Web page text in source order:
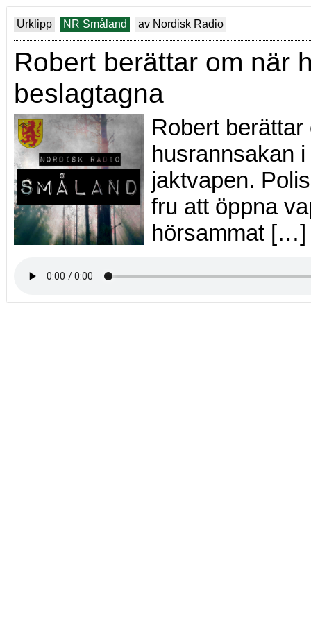
Urklipp NR Småland av Nordisk Radio
Robert berättar om när
beslagtagna
Robert
husrannsakan
jaktvapen.
fru att öppna
hörsammat […]